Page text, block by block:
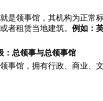
领事馆，其机构为正常
者租赁当地建筑。 例如：
：总领事与总领事馆
馆，拥有行政、商业